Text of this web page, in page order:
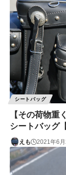
シートバッグ
【その荷物重
シートバッグ
えも 2021年6月